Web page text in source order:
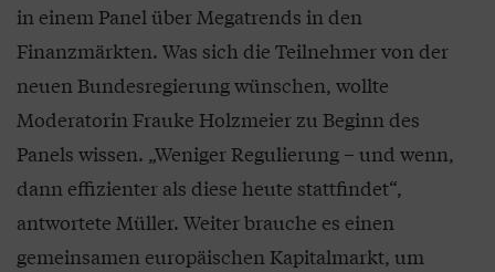
in einem Panel über Megatrends in den
Finanzmärkten. Was sich die Teilnehmer von der
neuen Bundesregierung wünschen, wollte
Moderatorin Frauke Holzmeier zu Beginn des
Panels wissen. „Weniger Regulierung – und wenn,
dann effizienter als diese heute stattfindet“,
antwortete Müller. Weiter brauche es einen
gemeinsamen europäischen Kapitalmarkt, um